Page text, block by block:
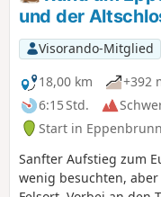
und der
Visorando-Mitglied
18,00 km
+392
6:15 Std.
Start in
Sanfter Aufstieg zum
wenig besuchten,